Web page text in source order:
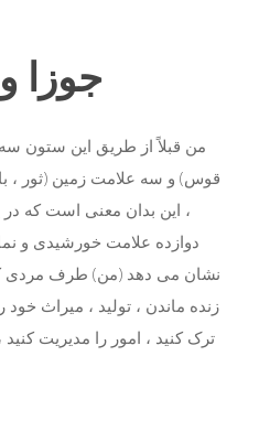
جوزا
من قبلاً از طریق این ستون
قوس) و سه علامت زمین (ثور ،
، این بدان معنی است که
دوازده علامت خورشیدی و
نشان می دهد (من) طرف مردی که
ترک کنید ، امور را مدیریت